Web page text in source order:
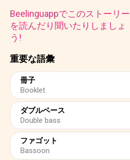
重要な語彙
冊子
Booklet
ダブルベース
Double bass
ファゴット
Bassoon
Beelinguappでこのストーリー
を読んだり聞いたりしましょ
う!